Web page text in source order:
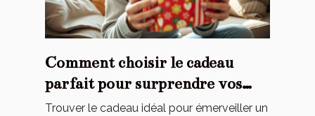
Comment choisir le cadeau
parfait pour surprendre vos
proches ?
Trouver le cadeau idéal pour émerveiller un